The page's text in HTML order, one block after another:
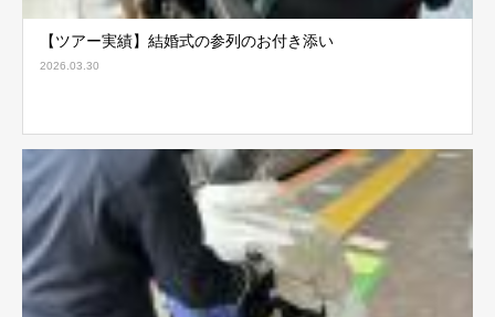
【ツアー実績】結婚式の参列のお付き添い
2026.03.30